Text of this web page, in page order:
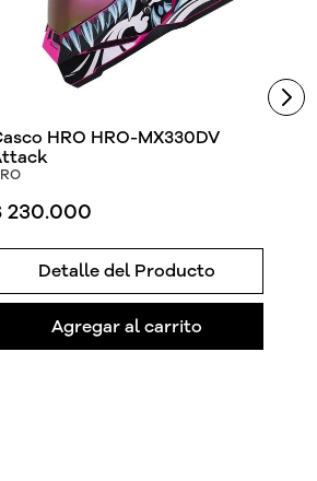
HRO HRO-MX330DV
230.000
Detalle del Producto
Agregar al carrito